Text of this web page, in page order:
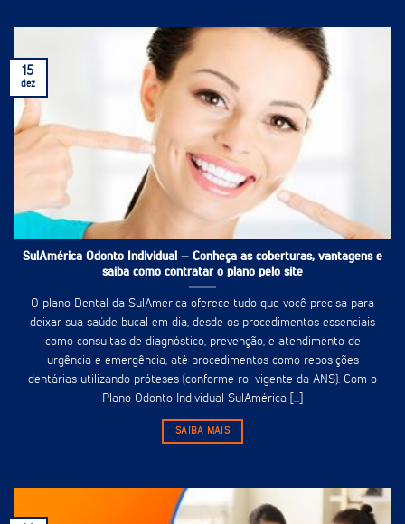
SulAmérica Odonto Individual – Conheça as coberturas, vantagens e
saiba como contratar o plano pelo site
O plano Dental da SulAmérica oferece tudo que você precisa para
deixar sua saúde bucal em dia, desde os procedimentos essenciais
como consultas de diagnóstico, prevenção, e atendimento de
urgência e emergência, até procedimentos como reposições
dentárias utilizando próteses (conforme rol vigente da ANS). Com o
Plano Odonto Individual SulAmérica [...]
SAIBA MAIS
15
dez